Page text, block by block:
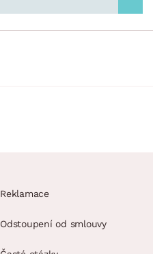
Reklamace
Odstoupení od smlouvy